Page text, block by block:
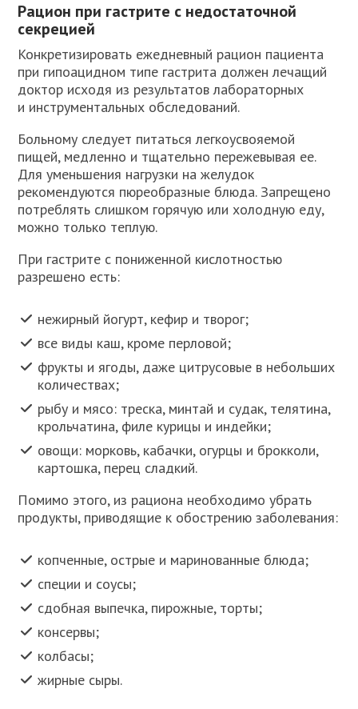
Рацион при гастрите с недостаточной
секрецией
Конкретизировать ежедневный рацион пациента
при гипоацидном типе гастрита должен лечащий
доктор исходя из результатов лабораторных
и инструментальных обследований.
Больному следует питаться легкоусвояемой
пищей, медленно и тщательно пережевывая ее.
Для уменьшения нагрузки на желудок
рекомендуются пюреобразные блюда. Запрещено
потреблять слишком горячую или холодную еду,
можно только теплую.
При гастрите с пониженной кислотностью
разрешено есть:
нежирный йогурт, кефир и творог;
все виды каш, кроме перловой;
фрукты и ягоды, даже цитрусовые в небольших
количествах;
рыбу и мясо: треска, минтай и судак, телятина,
крольчатина, филе курицы и индейки;
овощи: морковь, кабачки, огурцы и брокколи,
картошка, перец сладкий.
Помимо этого, из рациона необходимо убрать
продукты, приводящие к обострению заболевания:
копченные, острые и маринованные блюда;
специи и соусы;
сдобная выпечка, пирожные, торты;
консервы;
колбасы;
жирные сыры.